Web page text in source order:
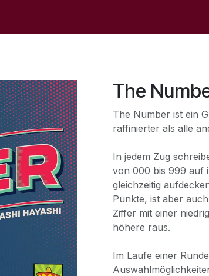
The
The Number ist ein
raffinierter als alle
In jedem Zug
von 000 bis 999 auf
gleichzeitig
Punkte, ist aber
Ziffer mit einer
höhere raus.
Im Laufe einer